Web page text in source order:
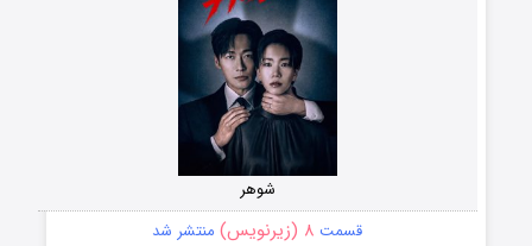
شوهر
قسمت ۸ (زیرنویس) منتشر شد